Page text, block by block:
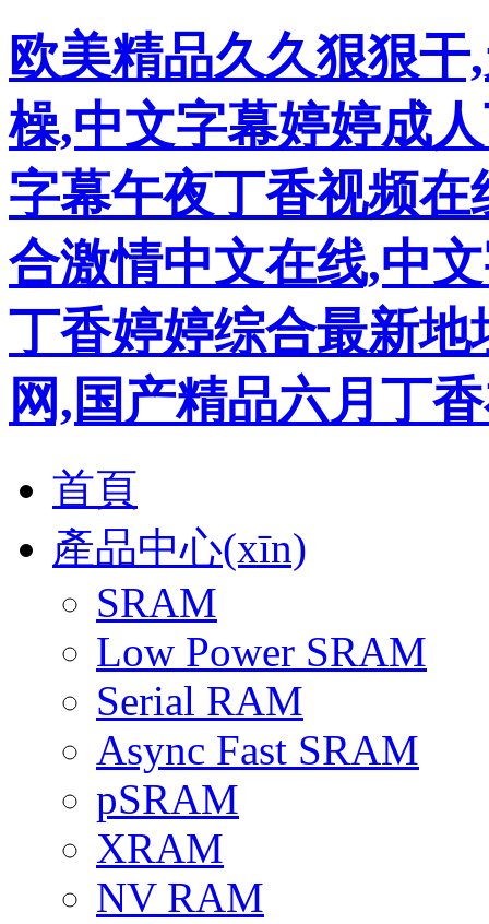
欧美精品久久狠狠
橾,中文字幕婷婷成
字幕午夜丁香视频
合激情中文在线,中
丁香婷婷综合最新
网,国产精品六月丁
首頁
產品中心(xīn)
SRAM
Low Power SRAM
Serial RAM
Async Fast SRAM
pSRAM
XRAM
NV RAM